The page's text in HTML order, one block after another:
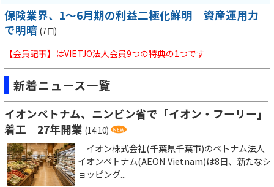
保険業界、1～6月期の利益二極化鮮明 資産運用力
で明暗 (7日)
【会員記事】はVIETJO法人会員9つの特典の1つです
新着ニュース一覧
イオンベトナム、ニンビン省で「イオン・フーリー」
着工 27年開業 (14:10)
イオン株式会社(千葉県千葉市)のベトナム法人
イオンベトナム(AEON Vietnam)は8日、新たなシ
ョッピング...